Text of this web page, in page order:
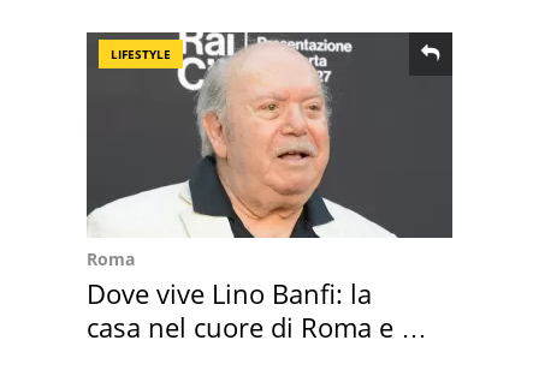
LIFESTYLE
Roma
Dove vive Lino Banfi: la
casa nel cuore di Roma e i